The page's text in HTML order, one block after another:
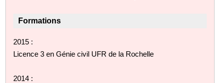
Formations
2015 :
Licence 3 en Génie civil UFR de la Rochelle
2014 :